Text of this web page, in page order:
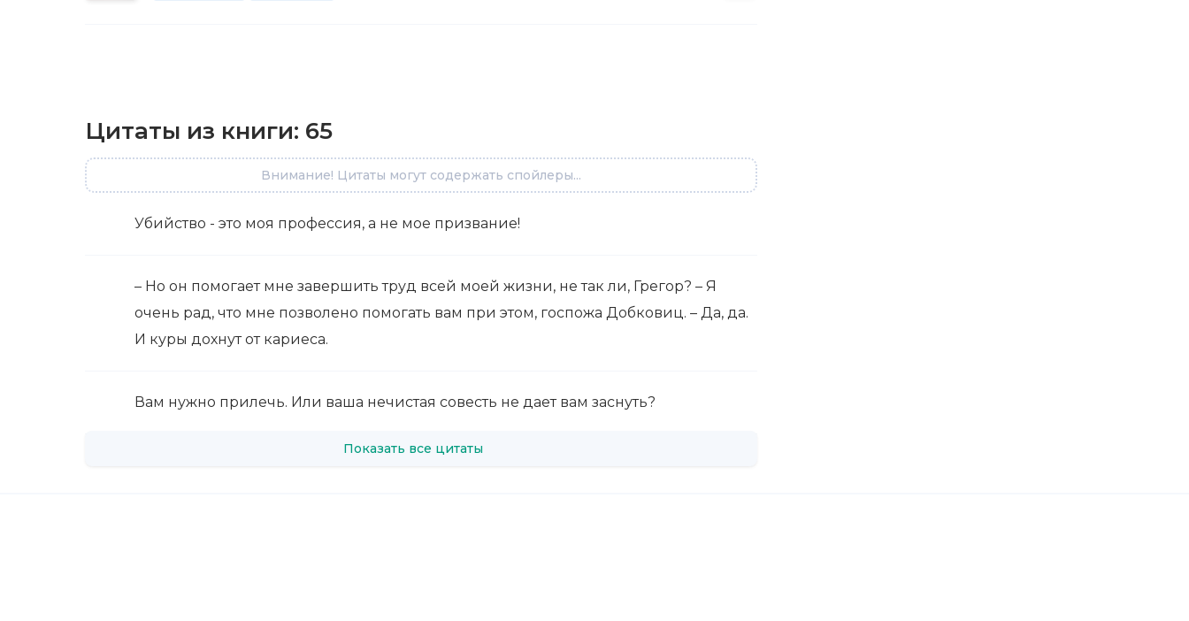
Цитаты из книги: 65
Внимание! Цитаты могут содержать спойлеры...
Убийство - это моя профессия, а не мое призвание!
– Но он помогает мне завершить труд всей моей жизни, не так ли, Грегор? – Я
очень рад, что мне позволено помогать вам при этом, госпожа Добковиц. – Да, да.
И куры дохнут от кариеса.
Вам нужно прилечь. Или ваша нечистая совесть не дает вам заснуть?
Показать все цитаты